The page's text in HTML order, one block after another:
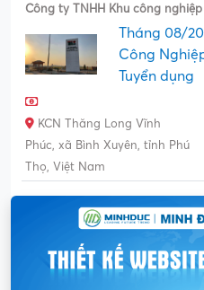
Công ty TNHH Khu công
Tháng 08/
Công
Tuyển dụng
KCN Thăng Long Vĩnh
Phúc, xã Bình Xuyên, tỉnh Phú
Thọ, Việt Nam